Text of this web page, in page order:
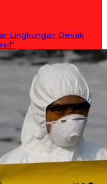
Lingkungan Desak